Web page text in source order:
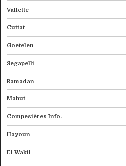
Vallette
Cuttat
Goetelen
Segapelli
Ramadan
Mabut
Compesières Info.
Hayoun
El Wakil